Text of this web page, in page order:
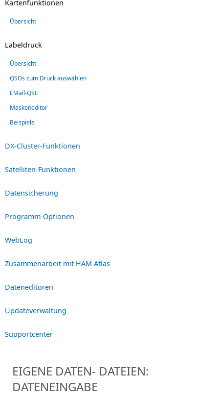
Kartenfunktionen
Übersicht
Labeldruck
Übersicht
QSOs zum Druck auswählen
EMail-QSL
Maskeneditor
Beispiele
DX-Cluster-Funktionen
Satelliten-Funktionen
Datensicherung
Programm-Optionen
WebLog
Zusammenarbeit mit HAM Atlas
Dateneditoren
Updateverwaltung
Supportcenter
EIGENE DATEN- DATEIEN:
DATENEINGABE